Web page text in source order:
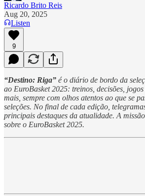
Ricardo Brito Reis
Aug 20, 2025
Listen
9
“Destino: Riga” é o diário de bordo da
ao EuroBasket 2025: treinos, decisões,
mais, sempre com olhos atentos ao que se
seleções. No final de cada edição,
principais destaques da atualidade. A
sobre o EuroBasket 2025.